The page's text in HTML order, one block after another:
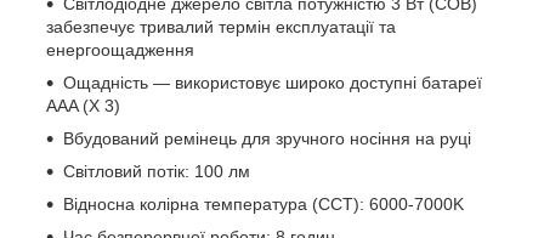
забезпечує тривалий термін експлуатації та
енергоощадження
Ощадність — використовує широко доступні батареї
AAA (X 3)
Вбудований ремінець для зручного носіння на руці
Світловий потік: 100 лм
Відносна колірна температура (CCT): 6000-7000K